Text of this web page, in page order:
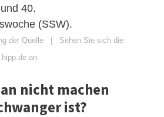
40.
(SSW).
der Quelle | Sehen Sie sich die
an
nicht machen
ist?